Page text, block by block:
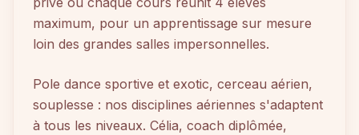
maximum, pour un apprentissage sur mesure
loin des grandes salles impersonnelles.
Pole dance sportive et exotic, cerceau aérien,
souplesse : nos disciplines aériennes s'adaptent
à tous les niveaux. Célia, coach diplômée,